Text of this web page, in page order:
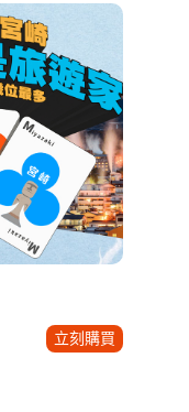
立刻購買